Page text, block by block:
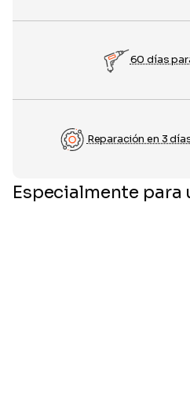
60 días
Reparación en 3
Especialmente para